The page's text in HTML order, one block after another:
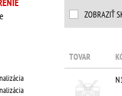
ZOBRAZIŤ
TOVAR